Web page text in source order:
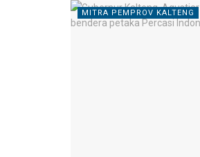
MITRA PEMPROV KALTENG